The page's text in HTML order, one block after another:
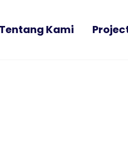
Tentang Kami